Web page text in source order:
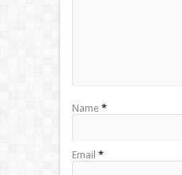
Name *
Email *